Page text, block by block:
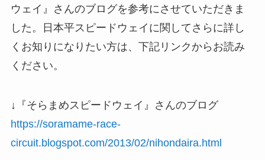
ウェイ』さんのブログを参考にさせていただきま
した。日本平スピードウェイに関してさらに詳し
くお知りになりたい方は、下記リンクからお読み
ください。
↓『そらまめスピードウェイ』さんのブログ
https://soramame-race-
circuit.blogspot.com/2013/02/nihondaira.html